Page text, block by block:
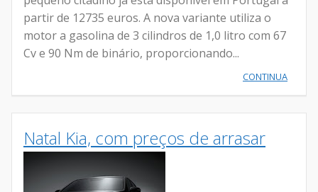
partir de 12735 euros. A nova variante utiliza o
motor a gasolina de 3 cilindros de 1,0 litro com 67
Cv e 90 Nm de binário, proporcionando...
CONTINUA
Natal Kia, com preços de arrasar